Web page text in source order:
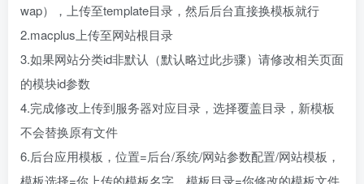
wap），上传至template目录，然后后台直接换模板就行
2.macplus上传至网站根目录
3.如果网站分类id非默认（默认略过此步骤）请修改相关页面
的模块id参数
4.完成修改上传到服务器对应目录，选择覆盖目录，新模板
不会替换原有文件
6.后台应用模板，位置=后台/系统/网站参数配置/网站模板，
模板选择=你上传的模板名字，模板目录=你修改的模板文件